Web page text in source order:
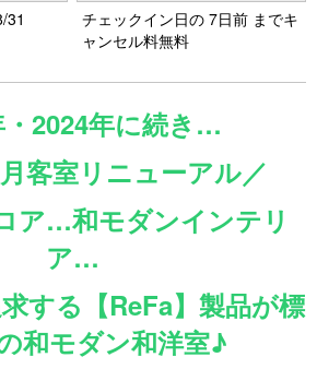
31
チェックイン日の 7日前 までキ
ャンセル料無料
・2024年に続き…
客室リニューアル／
ア…和モダンインテリ
ア…
する【ReFa】製品が標
和モダン和洋室♪